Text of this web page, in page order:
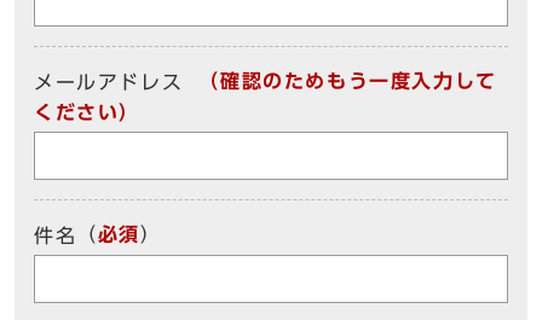
メールアドレス
（確認のためもう一度入力して
ください）
件名 （必須）